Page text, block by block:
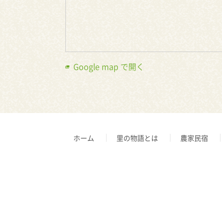
Google map で開く
ホーム 里の物語とは 農家民宿